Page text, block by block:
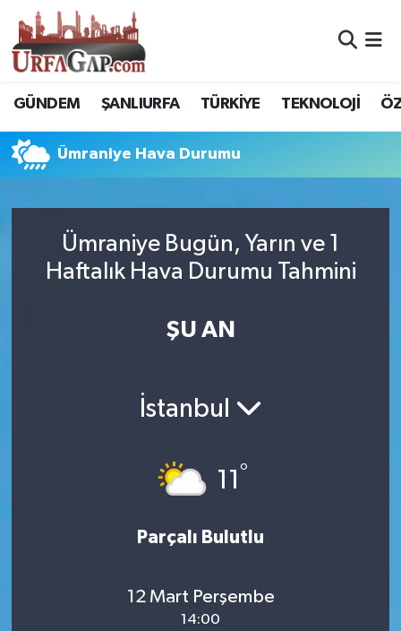
GÜNDEM ŞANLIURFA TÜRKİYE TEKNOLOJİ
Ümraniye Hava Durumu
Ümraniye Bugün, Yarın ve 1
Haftalık Hava Durumu Tahmini
ŞU AN
İstanbul
11 °
Parçalı Bulutlu
12 Mart Perşembe
14:00
Nöbetçi Eczaneler
Hava Durumu
Namaz Vakitleri
Trafik Durumu
Süper Lig Puan Durumu ve Fikstür
Son Dakika Haberleri